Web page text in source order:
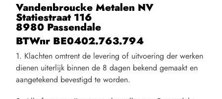
Vandenbroucke Metalen NV
Statiestraat 116
8980 Passendale
BTWnr BE0402.763.794
1. Klachten omtrent de levering of uitvoering der werken
dienen uiterlijk binnen de 8 dagen bekend gemaakt en
aangetekend bevestigd te worden.